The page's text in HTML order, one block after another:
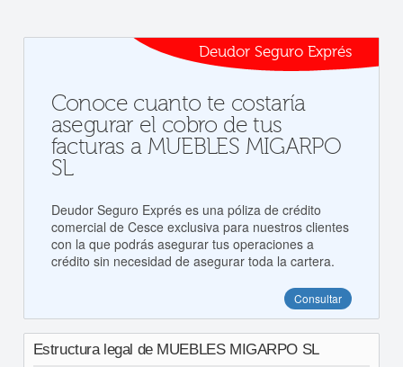
Deudor Seguro Exprés
Conoce cuanto te costaría
asegurar el cobro de tus
facturas a MUEBLES MIGARPO
SL
Deudor Seguro Exprés es una póliza de crédito
comercial de Cesce exclusiva para nuestros clientes
con la que podrás asegurar tus operaciones a
crédito sin necesidad de asegurar toda la cartera.
Consultar
Estructura legal de MUEBLES MIGARPO SL